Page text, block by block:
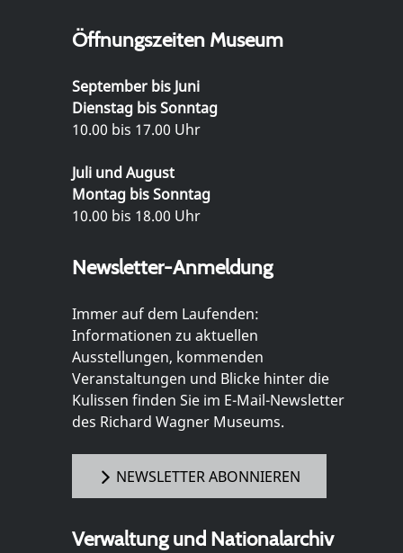
Öffnungszeiten Museum
September bis Juni
Dienstag bis Sonntag
10.00 bis 17.00 Uhr
Juli und August
Montag bis Sonntag
10.00 bis 18.00 Uhr
Newsletter-Anmeldung
Immer auf dem Laufenden:
Informationen zu aktuellen
Ausstellungen, kommenden
Veranstaltungen und Blicke hinter die
Kulissen finden Sie im E-Mail-Newsletter
des Richard Wagner Museums.
NEWSLETTER ABONNIEREN
Verwaltung und Nationalarchiv